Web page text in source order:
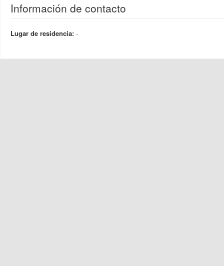
Información de contacto
Lugar de residencia: -